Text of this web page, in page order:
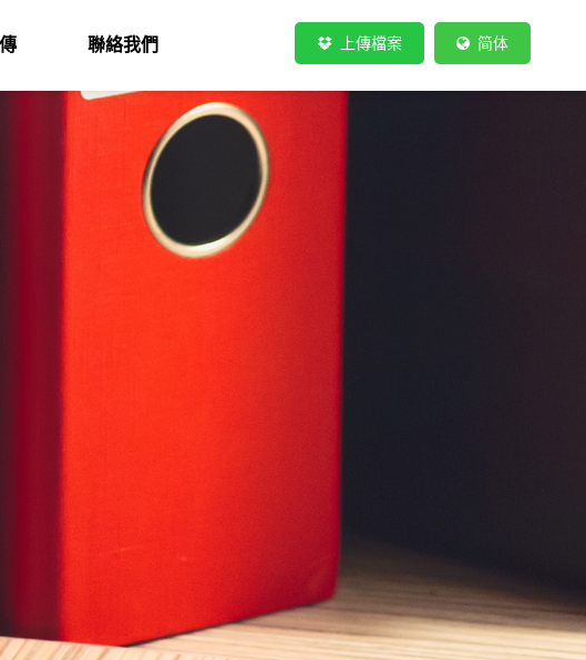
聯絡我們 上傳檔案 简体